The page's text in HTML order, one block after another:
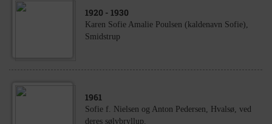
1920 - 1930
Karen Sofie Amalie Poulsen (kaldenavn Sofie),
Smidstrup
1961
Sofie f. Nielsen og Anton Pedersen, Hvalsø, ved
deres sølvbryllup.